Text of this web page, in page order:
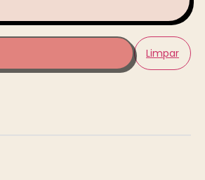
Limpar